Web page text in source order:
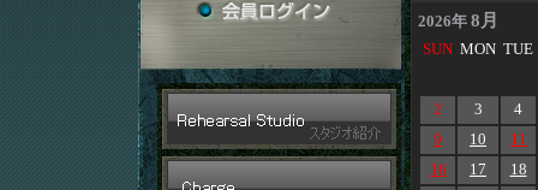
2026年 8月
SUN MON TUE
2 3
4
9
10
11
16
17
18